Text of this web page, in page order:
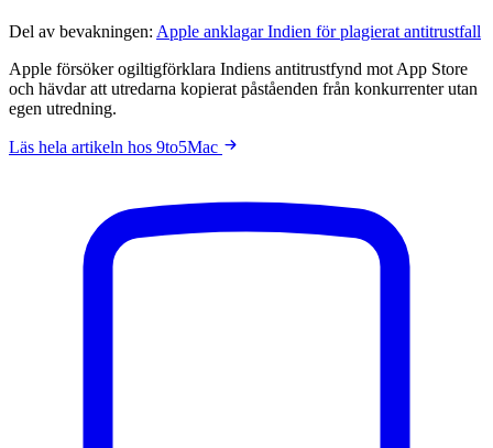
Del av bevakningen: Apple anklagar Indien för plagierat antitrustfall
Apple försöker ogiltigförklara Indiens antitrustfynd mot App Store
och hävdar att utredarna kopierat påståenden från konkurrenter utan
egen utredning.
Läs hela artikeln hos 9to5Mac